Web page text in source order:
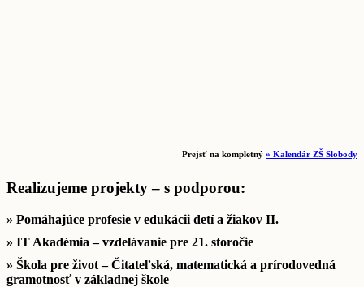
Prejsť na kompletný » Kalendár ZŠ Slobody
Realizujeme projekty – s podporou:
» Pomáhajúce profesie v edukácii detí a žiakov II.
» IT Akadémia – vzdelávanie pre 21. storočie
» Škola pre život – Čitateľská, matematická a prírodovedná
gramotnosť v základnej škole